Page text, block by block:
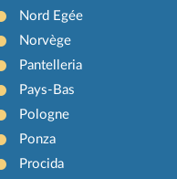
Nord Egée
Norvège
Pantelleria
Pays-Bas
Pologne
Ponza
Procida